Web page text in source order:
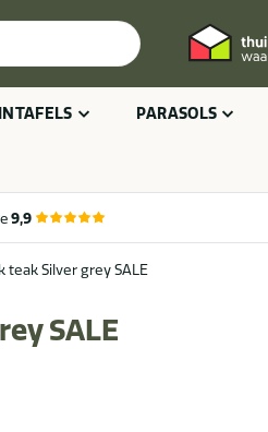
PARASOLS
9,9
Silver grey SALE
SALE